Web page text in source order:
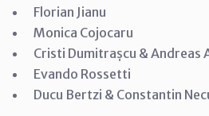
Florian Jianu
Monica Cojocaru
Cristi Dumitrașcu & Andreas
Evando Rossetti
Ducu Bertzi & Constantin